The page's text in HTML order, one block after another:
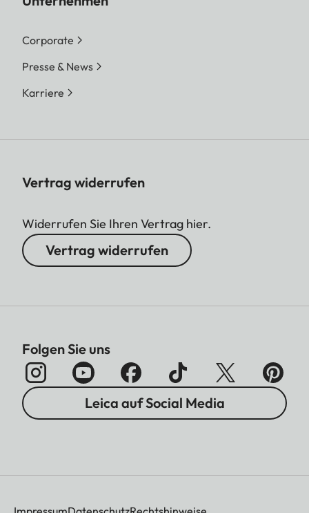
Corporate
Presse & News
Karriere
Vertrag widerrufen
Widerrufen Sie Ihren Vertrag hier.
Vertrag widerrufen
Folgen Sie uns
Leica auf Social Media